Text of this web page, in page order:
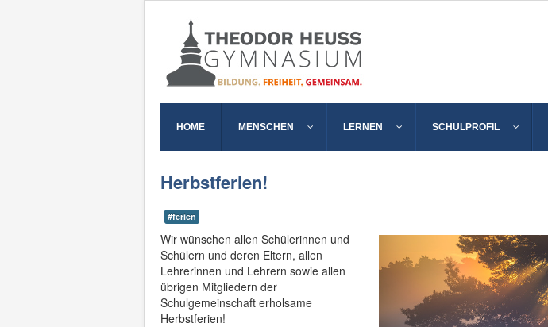
HOME MENSCHEN LERNEN SCHULPROFIL
Herbstferien!
#ferien
Wir wünschen allen Schülerinnen und
Schülern und deren Eltern, allen
Lehrerinnen und Lehrern sowie allen
übrigen Mitgliedern der
Schulgemeinschaft erholsame
Herbstferien!